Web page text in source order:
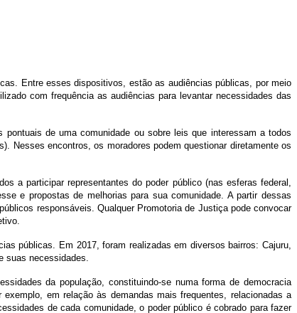
Entre esses dispositivos, estão as audiências públicas, por meio
com frequência as audiências para levantar necessidades das
de uma comunidade ou sobre leis que interessam a todos
Nesses encontros, os moradores podem questionar diretamente os
a participar representantes do poder público (nas esferas federal,
e propostas de melhorias para sua comunidade. A partir dessas
responsáveis. Qualquer Promotoria de Justiça pode convocar
públicas. Em 2017, foram realizadas em diversos bairros: Cajuru,
suas necessidades.
da população, constituindo-se numa forma de democracia
em relação às demandas mais frequentes, relacionadas a
de cada comunidade, o poder público é cobrado para fazer